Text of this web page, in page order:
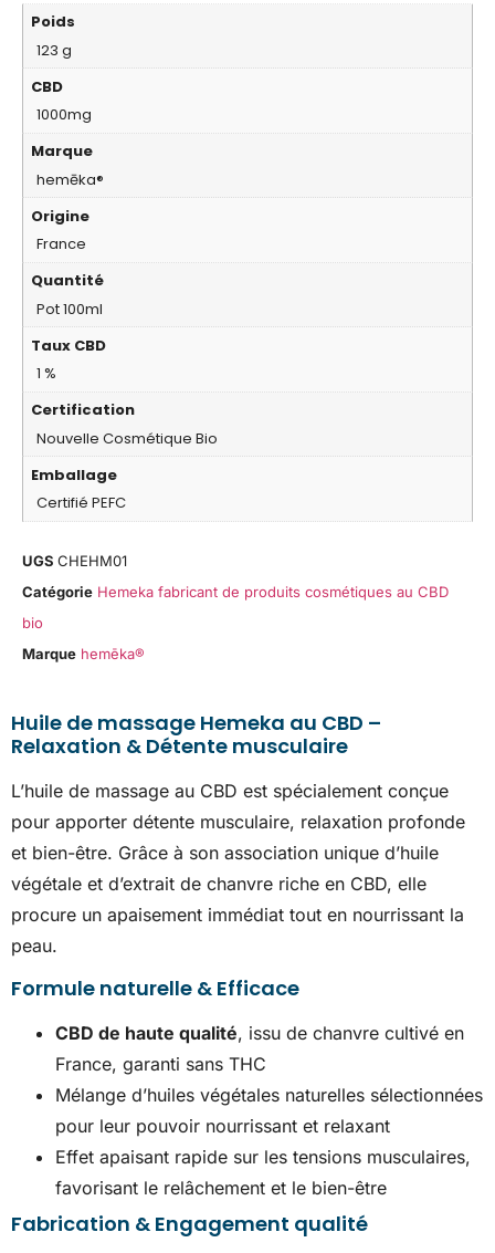
Poids
123 g
CBD
1000mg
Marque
hemēka®
Origine
France
Quantité
Pot 100ml
Taux CBD
1 %
Certification
Nouvelle Cosmétique Bio
Emballage
Certifié PEFC
UGS CHEHM01
Catégorie Hemeka fabricant de produits cosmétiques au CBD
bio
Marque hemēka®
Huile de massage Hemeka au CBD –
Relaxation & Détente musculaire
L’huile de massage au CBD est spécialement conçue
pour apporter détente musculaire, relaxation profonde
et bien-être. Grâce à son association unique d’huile
végétale et d’extrait de chanvre riche en CBD, elle
procure un apaisement immédiat tout en nourrissant la
peau.
Formule naturelle & Efficace
CBD de haute qualité, issu de chanvre cultivé en
France, garanti sans THC
Mélange d’huiles végétales naturelles sélectionnées
pour leur pouvoir nourrissant et relaxant
Effet apaisant rapide sur les tensions musculaires,
favorisant le relâchement et le bien-être
Fabrication & Engagement qualité